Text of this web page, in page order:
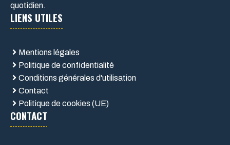
quotidien.
LIENS UTILES
Mentions légales
Politique de confidentialité
Conditions générales d'utilisation
Contact
Politique de cookies (UE)
CONTACT